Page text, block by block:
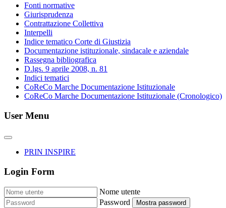
Fonti normative
Giurisprudenza
Contrattazione Collettiva
Interpelli
Indice tematico Corte di Giustizia
Documentazione istituzionale, sindacale e aziendale
Rassegna bibliografica
D.lgs. 9 aprile 2008, n. 81
Indici tematici
CoReCo Marche Documentazione Istituzionale
CoReCo Marche Documentazione Istituzionale (Cronologico)
User Menu
PRIN INSPIRE
Login Form
Nome utente
Password
Mostra password